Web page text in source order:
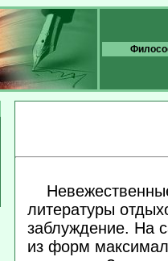
литературы
заблуждение. На
из форм